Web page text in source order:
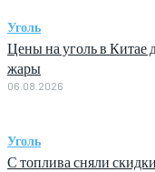
Уголь
Цены на уголь в Китае
жары
06.08.2026
Уголь
С топлива сняли скидки